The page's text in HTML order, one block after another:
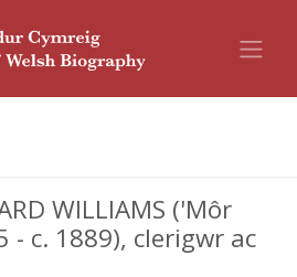
WILLIAMS ('Môr
- c. 1889), clerigwr ac